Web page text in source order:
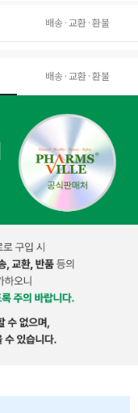
배송·교환·환불
배송·교환·환불